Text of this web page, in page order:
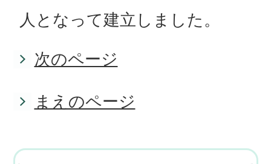
人となって建立しました。
次のページ
まえのページ